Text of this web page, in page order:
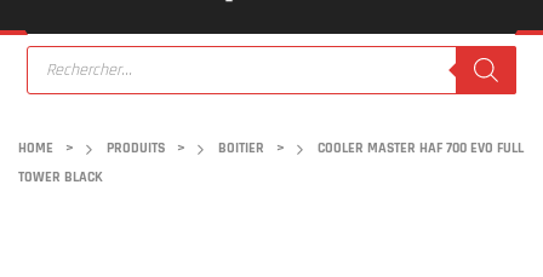
HOME > PRODUITS > BOITIER >
COOLER MASTER HAF 700 EVO FULL
TOWER BLACK